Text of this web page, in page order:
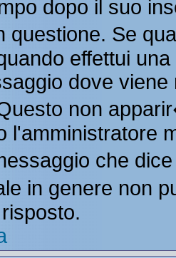
dopo il suo
questione. Se
effettui
dove
non
l'amministratore
che
in genere non